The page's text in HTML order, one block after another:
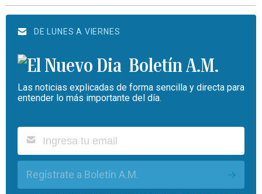
DE LUNES A VIERNES
Boletín A.M.
Las noticias explicadas de forma sencilla y directa para
entender lo más importante del día.
Regístrate a Boletín A.M.